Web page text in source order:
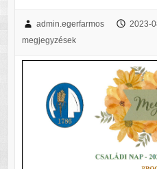
admin.egerfarmos 2023-
megjegyzések